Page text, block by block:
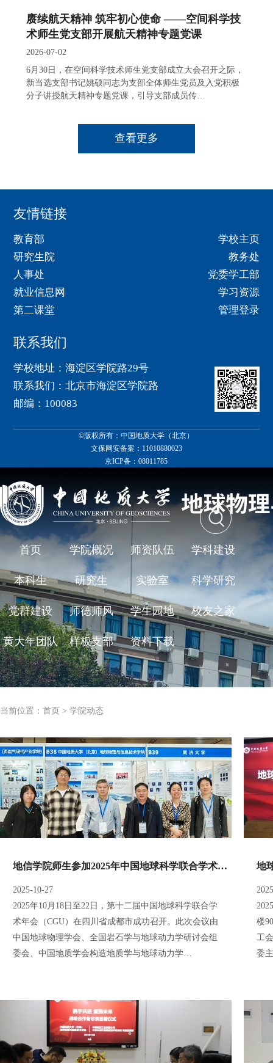
赓续航天精神 筑牢初心使命 ——空间科学技
术师生党支部开展航天精神专题党课
2026-07-02
6月30日，在空间科学技术师生党支部成立大会召开之际，
新当选支部书记姚硕同志为支部全体师生党员及入党积极
分子讲授航天精神专题党课，引导支部成员传…
查看更多
友情链接
教育部
学校主页
研究生院
教务处
人事处
党委学工部
就业信息网
学习资源
第二课堂
管理登录
联系我们
学校地址：海淀区学院路29号
联系我们：北京市海淀区学院路
邮编：100083
©版权所有：中国地质大学（北京）
文保网安备案：11010880023
京ICP备：08011785
首页 学院概况 师资队伍 学科建设
本科生 研究生 实验室 科学研究
党群建设 师德师风 学生园地 校友之家
黄大年团队 样板支部 资料下载
当前位置： 首页 > 学院动态
地信学院师生参加2025年中国地球科学联合学术年会
2025-10-27
2025年10月18日至22日，第十二届中国地球科学联合学
术年会（CGU）在四川省成都市成功召开。此次会议由
中国地球物理学会、全国岩石学与地球动力学研讨会组
委会、中国地质学会构造地质学与地球动力学…
楼
工
委